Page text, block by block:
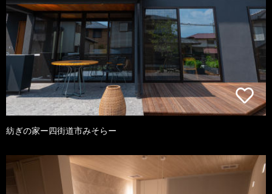
紡ぎの家ー四街道市みそらー